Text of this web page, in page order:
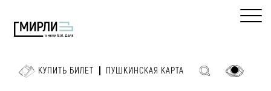
КУПИТЬ БИЛЕТ ПУШКИНСКАЯ КАРТА